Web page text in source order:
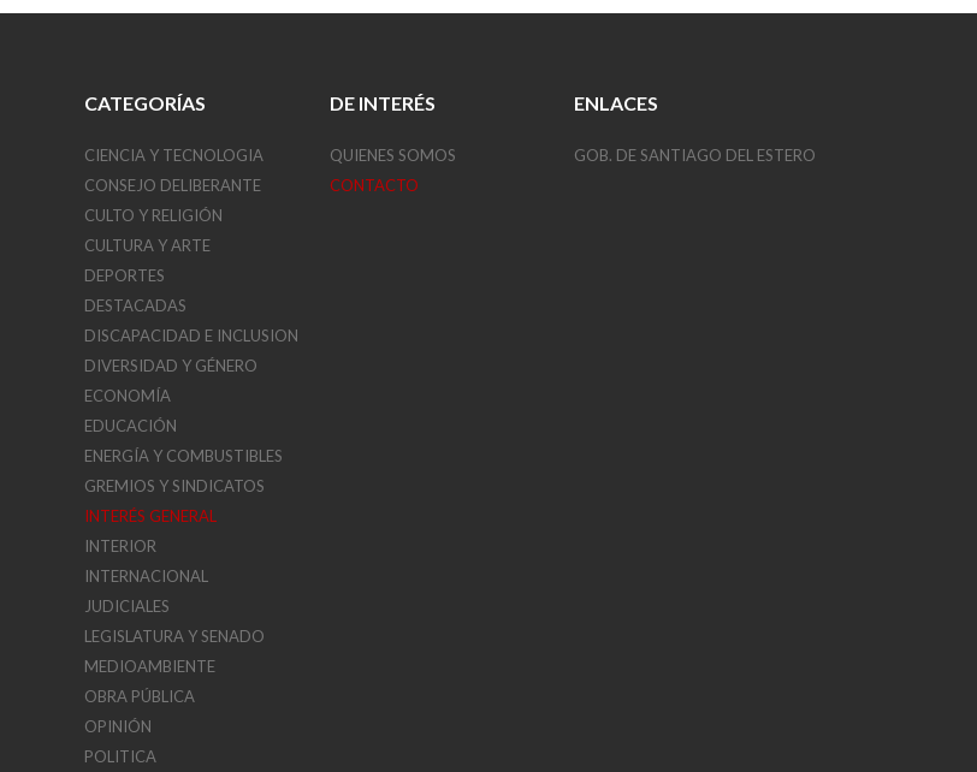
CATEGORÍAS
CIENCIA Y TECNOLOGIA
CONSEJO DELIBERANTE
CULTO Y RELIGIÓN
CULTURA Y ARTE
DEPORTES
DESTACADAS
DISCAPACIDAD E INCLUSION
DIVERSIDAD Y GÉNERO
ECONOMÍA
EDUCACIÓN
ENERGÍA Y COMBUSTIBLES
GREMIOS Y SINDICATOS
INTERÉS GENERAL
INTERIOR
INTERNACIONAL
JUDICIALES
LEGISLATURA Y SENADO
MEDIOAMBIENTE
OBRA PÚBLICA
OPINIÓN
POLITICA
DE INTERÉS
QUIENES SOMOS
CONTACTO
ENLACES
GOB. DE SANTIAGO DEL ESTERO